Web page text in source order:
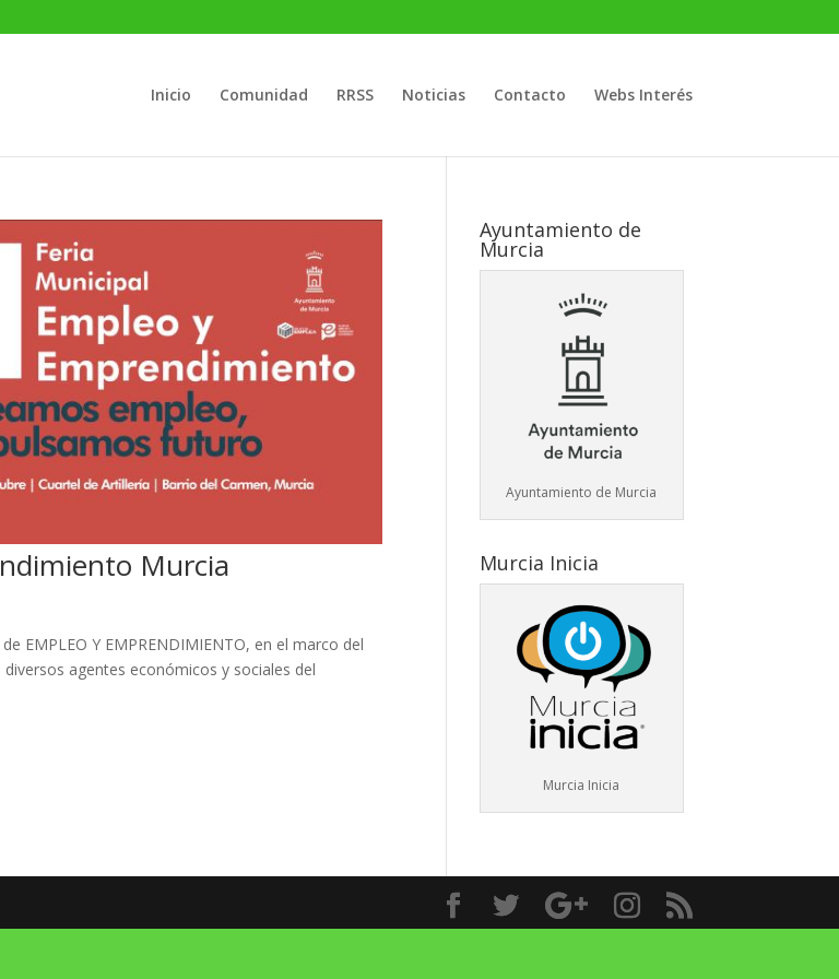
Inicio Comunidad RRSS Noticias Contacto Webs Interés
Murcia
EMPLEO Y EMPRENDIMIENTO, en el marco del
agentes económicos y sociales del
Ayuntamiento de
Murcia
Ayuntamiento de Murcia
Murcia Inicia
Murcia Inicia